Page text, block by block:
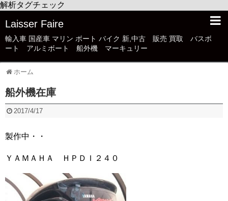
解析タグチェック
Laisser Faire
輸入車 国産車 マリン ボート バイク 新,中古 販売 買取 バスボ
ート アルミボート 船外機 マーキュリー
ホーム
船外機在庫
2017/4/17
製作中・・
ＹＡＭＡＨＡ ＨＰＤＩ２４０